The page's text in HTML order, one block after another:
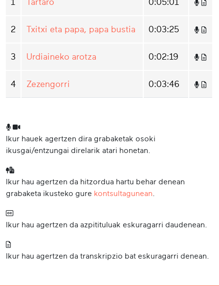
1 Tartaro 0:05:01
2 Txitxi eta papa, papa bustia 0:03:25
3 Urdiaineko arotza 0:02:19
4 Zezengorri 0:03:46
Ikur hauek agertzen dira grabaketak osoki
ikusgai/entzungai direlarik atari honetan.
Ikur hau agertzen da hitzordua hartu behar denean
grabaketa ikusteko gure kontsultagunean
Ikur hau agertzen da azpitituluak eskuragarri daudenean.
Ikur hau agertzen da transkripzio bat eskuragarri denean.